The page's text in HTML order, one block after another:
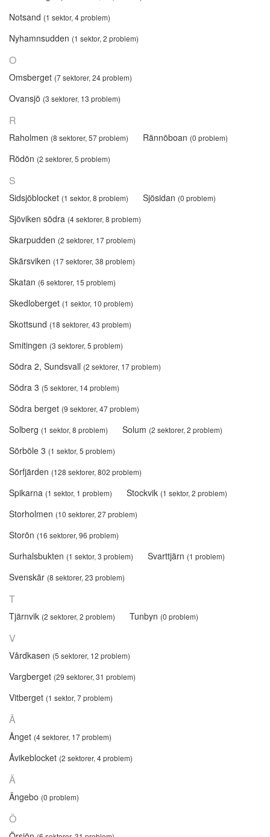
Notsand (1 sektor, 4 problem)
Nyhamnsudden (1 sektor, 2 problem)
O
Omsberget (7 sektorer, 24 problem)
Ovansjö (3 sektorer, 13 problem)
R
Raholmen (8 sektorer, 57 problem) Rännöboan (0 problem)
Rödön (2 sektorer, 5 problem)
S
Sidsjöblocket (1 sektor, 8 problem) Sjösidan (0 problem)
Sjöviken södra (4 sektorer, 8 problem)
Skarpudden (2 sektorer, 17 problem)
Skärsviken (17 sektorer, 38 problem)
Skatan (6 sektorer, 15 problem)
Skedloberget (1 sektor, 10 problem)
Skottsund (18 sektorer, 43 problem)
Smitingen (3 sektorer, 5 problem)
Södra 2, Sundsvall (2 sektorer, 17 problem)
Södra 3 (5 sektorer, 14 problem)
Södra berget (9 sektorer, 47 problem)
Solberg (1 sektor, 8 problem) Solum (2 sektorer, 2 problem)
Sörböle 3 (1 sektor, 5 problem)
Sörfjärden (128 sektorer, 802 problem)
Spikarna (1 sektor, 1 problem) Stockvik (1 sektor, 2 problem)
Storholmen (10 sektorer, 27 problem)
Storön (16 sektorer, 96 problem)
Surhalsbukten (1 sektor, 3 problem) Svarttjärn (1 problem)
Svenskär (8 sektorer, 23 problem)
T
Tjärnvik (2 sektorer, 2 problem) Tunbyn (0 problem)
V
Vårdkasen (5 sektorer, 12 problem)
Vargberget (29 sektorer, 31 problem)
Vitberget (1 sektor, 7 problem)
Å
Ånget (4 sektorer, 17 problem)
Åvikeblocket (2 sektorer, 4 problem)
Ä
Ängebo (0 problem)
Ö